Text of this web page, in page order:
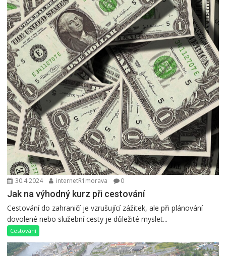
30.4.2024 internetR1morava 0
Jak na výhodný kurz při cestování
Cestování do zahraničí je vzrušující zážitek, ale při plánování
dovolené nebo služební cesty je důležité myslet...
Cestování